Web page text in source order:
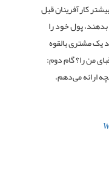
کارآفرینان قبل
پول خود را
یک مشتری بالقوه
من را؟ گام دوم:
ارائه می‌دهم،